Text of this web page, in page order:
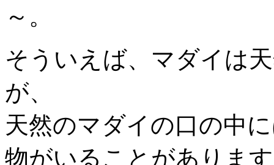
～。
そういえば、マダイは
が、
天然のマダイの口の中
物がいることがありま